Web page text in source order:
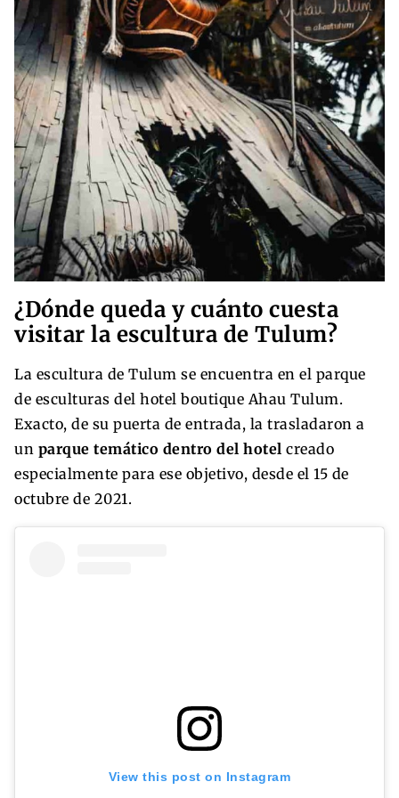
¿Dónde queda y cuánto cuesta
visitar la escultura de Tulum?
La escultura de Tulum se encuentra en el parque
de esculturas del hotel boutique Ahau Tulum.
Exacto, de su puerta de entrada, la trasladaron a
un parque temático dentro del hotel creado
especialmente para ese objetivo, desde el 15 de
octubre de 2021.
View this post on Instagram